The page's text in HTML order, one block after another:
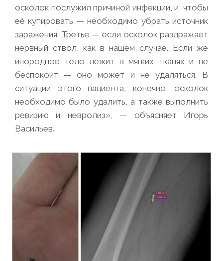
осколок послужил причиной инфекции, и, чтобы
её купировать — необходимо убрать источник
заражения. Третье — если осколок раздражает
нервный ствол, как в нашем случае. Если же
инородное тело лежит в мягких тканях и не
беспокоит — оно может и не удаляться. В
ситуации этого пациента, конечно, осколок
необходимо было удалить, а также выполнить
ревизию и невролиз», — объясняет Игорь
Васильев.